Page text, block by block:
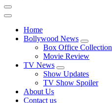
Home
Bollywood News
Box Office Collection
Movie Review
TV News
Show Updates
TV Show Spoiler
About Us
Contact us